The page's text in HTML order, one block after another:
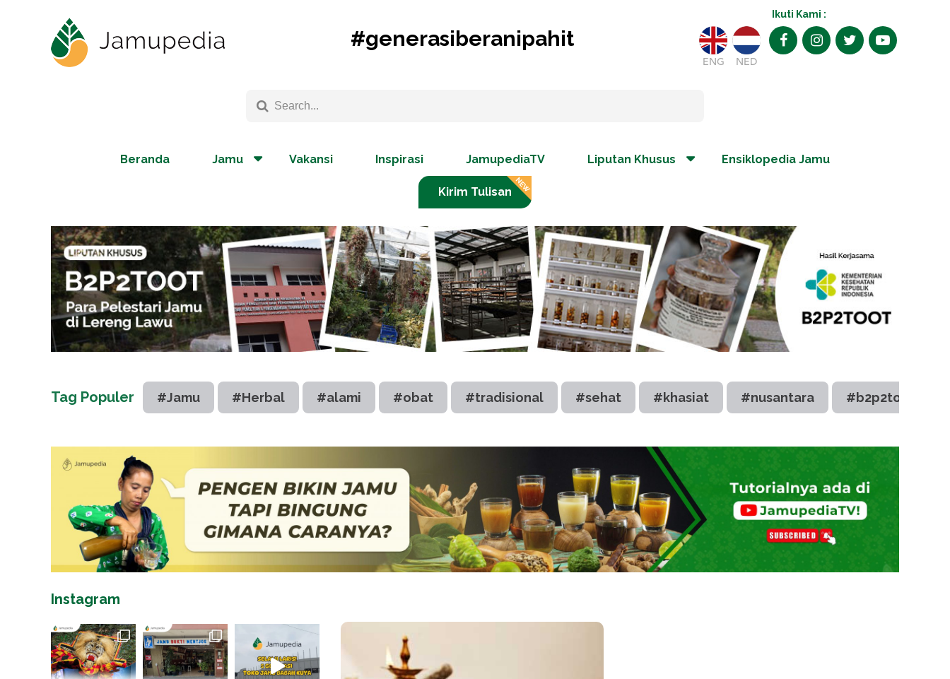
#generasiberanipahit
Ikuti Kami :
ENG NED
Beranda Jamu Vakansi Inspirasi JamupediaTV Liputan Khusus Ensiklopedia Jamu
Kirim Tulisan
Tag Populer #Jamu #Herbal #alami #obat #tradisional #sehat #khasiat #nusantara #b2p2toot
Instagram